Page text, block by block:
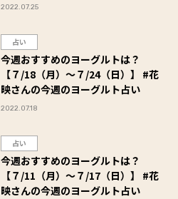
2022.07.25
占い
今週おすすめのヨーグルトは？
【７/18（月）～７/24（日）】 #花
映さんの今週のヨーグルト占い
2022.07.18
占い
今週おすすめのヨーグルトは？
【７/11（月）～７/17（日）】 #花
映さんの今週のヨーグルト占い